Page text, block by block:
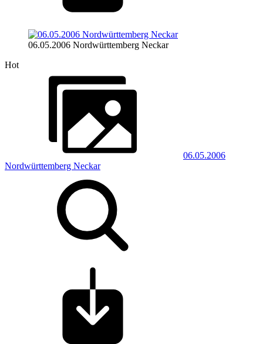
06.05.2006 Nordwürttemberg Neckar
Hot
06.05.2006
Nordwürttemberg Neckar